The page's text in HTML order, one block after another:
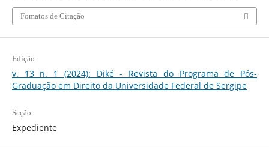
Fomatos de Citação
Edição
v. 13 n. 1 (2024): Diké - Revista do Programa de Pós-
Graduação em Direito da Universidade Federal de Sergipe
Seção
Expediente